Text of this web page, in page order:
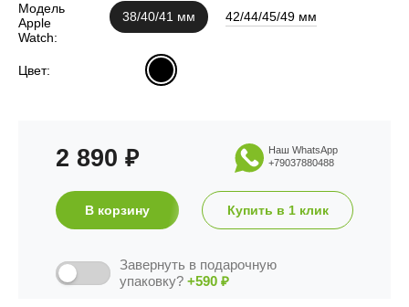
Модель
Apple
Watch:
38/40/41 мм 42/44/45/49 мм
Цвет:
2 890 ₽
Наш WhatsApp
+79037880488
В корзину Купить в 1 клик
Завернуть в подарочную
упаковку? +590 ₽